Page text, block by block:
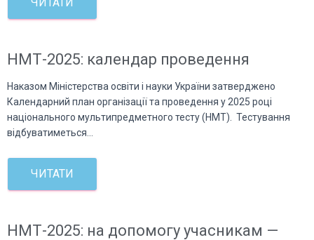
НМТ-2025: календар проведення
Наказом Міністерства освіти і науки України затверджено
Календарний план організації та проведення у 2025 році
національного мультипредметного тесту (НМТ). Тестування
відбуватиметься…
ЧИТАТИ
НМТ-2025: на допомогу учасникам —